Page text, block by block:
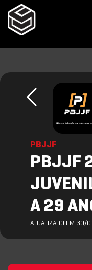
PBJJF
PBJJF
A 29
ATUALIZADO EM